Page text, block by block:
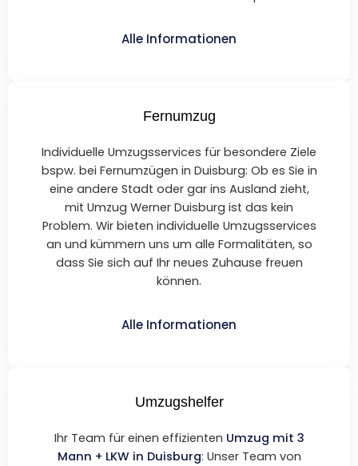
Alle Informationen
Fernumzug
Individuelle Umzugsservices für besondere Ziele
bspw. bei Fernumzügen in Duisburg: Ob es Sie in
eine andere Stadt oder gar ins Ausland zieht,
mit Umzug Werner Duisburg ist das kein
Problem. Wir bieten individuelle Umzugsservices
an und kümmern uns um alle Formalitäten, so
dass Sie sich auf Ihr neues Zuhause freuen
können.
Alle Informationen
Umzugshelfer
Ihr Team für einen effizienten Umzug mit 3
Mann + LKW in Duisburg: Unser Team von